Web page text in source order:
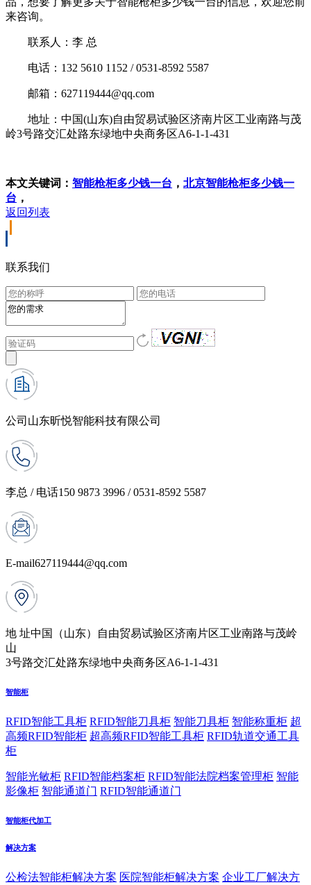
来咨询。
联系人：李 总
电话：132 5610 1152 / 0531-8592 5587
邮箱：627119444@qq.com
地址：中国(山东)自由贸易试验区济南片区工业南路与茂
岭3号路交汇处路东绿地中央商务区A6-1-1-431
本文关键词： 智能枪柜多少钱一台 ， 北京智能枪柜多少钱一
台 ，
返回列表
联系我们
公司 山东昕悦智能科技有限公司
李总 / 电话150 9873 3996 / 0531-8592 5587
E-mail627119444@qq.com
地 址中国（山东）自由贸易试验区济南片区工业南路与茂岭
山
3号路交汇处路东绿地中央商务区A6-1-1-431
智能柜
RFID智能工具柜 RFID智能刀具柜 智能刀具柜 智能称重柜 超
高频RFID智能柜 超高频RFID智能工具柜 RFID轨道交通工具
柜
智能光敏柜 RFID智能档案柜 RFID智能法院档案管理柜 智能
影像柜 智能通道门 RFID智能通道门
智能柜代加工
解决方案
公检法智能柜解决方案 医院智能柜解决方案 企业工厂解决方